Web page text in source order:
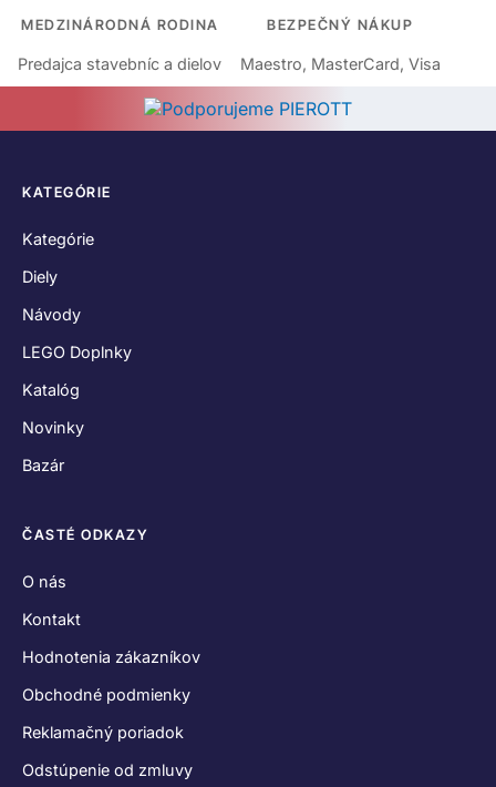
MEDZINÁRODNÁ RODINA
Predajca stavebníc a dielov
BEZPEČNÝ NÁKUP
Maestro, MasterCard, Visa
KATEGÓRIE
Kategórie
Diely
Návody
LEGO Doplnky
Katalóg
Novinky
Bazár
ČASTÉ ODKAZY
O nás
Kontakt
Hodnotenia zákazníkov
Obchodné podmienky
Reklamačný poriadok
Odstúpenie od zmluvy